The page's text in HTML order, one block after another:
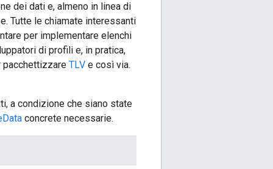
dei dati e, almeno in linea di
Tutte le chiamate interessanti
per implementare elenchi
di profili e, in pratica,
pacchettizzare TLV e così via.
a condizione che siano state
concrete necessarie.